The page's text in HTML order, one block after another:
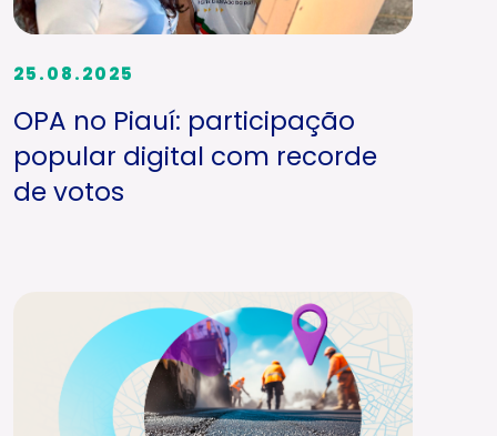
25.08.2025
OPA no Piauí: participação
popular digital com recorde
de votos